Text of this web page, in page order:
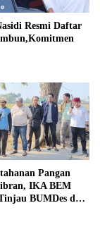
Resmi Daftar
Pangan
IKA BEM
BUMDes dan